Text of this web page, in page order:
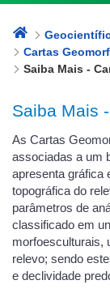
Cartas
Saiba Mais
As Cartas
associadas a um
apresenta gráfica
topográfica do
parâmetros de
classificado em
morfoesculturais,
relevo; sendo
e declividade